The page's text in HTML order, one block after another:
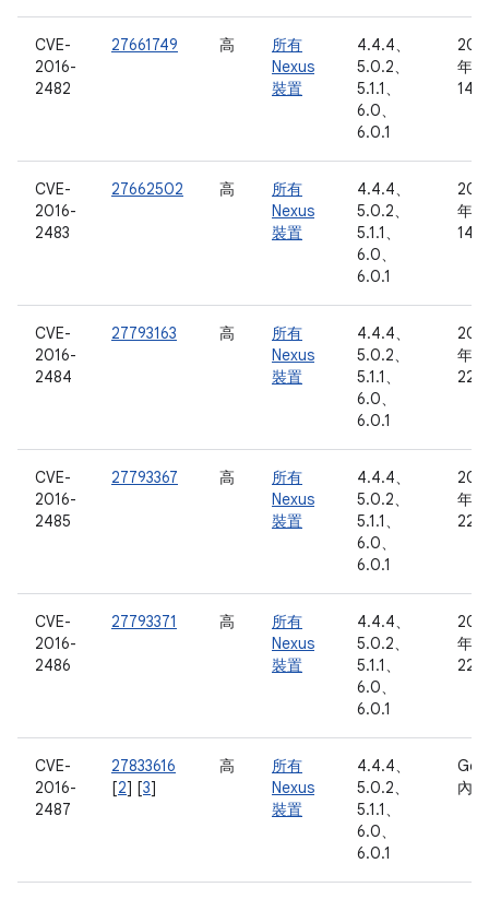
CVE-
2016-
2482
27661749 高
所有
Nexus
裝置
4.4.4、
5.0.2、
5.1.1、
6.0、
6.0.1
年 3
14
CVE-
2016-
2483
27662502 高
所有
Nexus
裝置
4.4.4、
5.0.2、
5.1.1、
6.0、
6.0.1
年 3
14
CVE-
2016-
2484
27793163 高
所有
Nexus
裝置
4.4.4、
5.0.2、
5.1.1、
6.0、
6.0.1
年 3
22
CVE-
2016-
2485
27793367 高
所有
Nexus
裝置
4.4.4、
5.0.2、
5.1.1、
6.0、
6.0.1
年 3
22
CVE-
2016-
2486
27793371 高
所有
Nexus
裝置
4.4.4、
5.0.2、
5.1.1、
6.0、
6.0.1
年 3
22
CVE-
2016-
2487
27833616
[2] [3]
高
所有
Nexus
裝置
4.4.4、
5.0.2、
5.1.1、
6.0、
6.0.1
內部